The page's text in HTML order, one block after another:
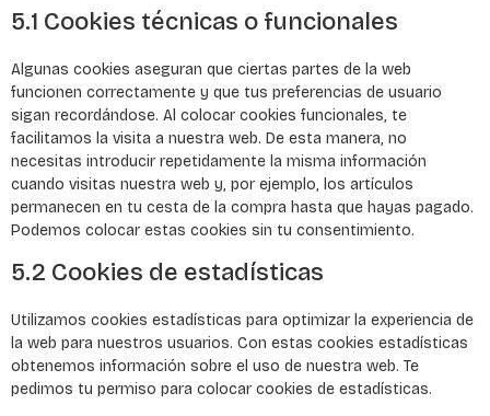
5.1 Cookies técnicas o funcionales
Algunas cookies aseguran que ciertas partes de la web
funcionen correctamente y que tus preferencias de usuario
sigan recordándose. Al colocar cookies funcionales, te
facilitamos la visita a nuestra web. De esta manera, no
necesitas introducir repetidamente la misma información
cuando visitas nuestra web y, por ejemplo, los artículos
permanecen en tu cesta de la compra hasta que hayas pagado.
Podemos colocar estas cookies sin tu consentimiento.
5.2 Cookies de estadísticas
Utilizamos cookies estadísticas para optimizar la experiencia de
la web para nuestros usuarios. Con estas cookies estadísticas
obtenemos información sobre el uso de nuestra web. Te
pedimos tu permiso para colocar cookies de estadísticas.